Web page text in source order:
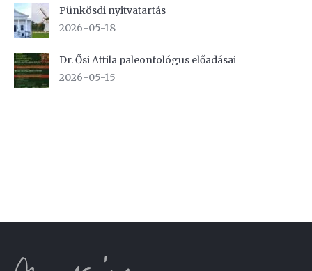
Pünkösdi nyitvatartás
2026-05-18
Dr. Ősi Attila paleontológus előadásai
2026-05-15